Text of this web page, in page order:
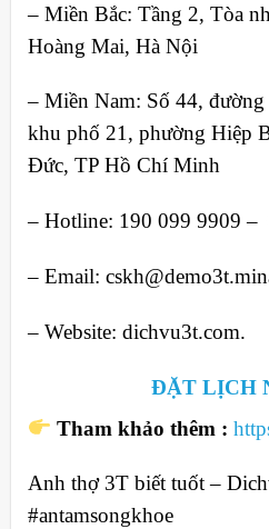
– Miền Bắc: Tầng 2, Tòa
Hoàng Mai, Hà Nội
– Miền Nam: Số 44,
khu phố 21, phường Hiệp
Đức, TP Hồ Chí Minh
– Hotline: 190 099 9909 –
– Email:
– Website: dichvu3t.com.
ĐẶT LỊCH
Tham khảo thêm :
Anh thợ 3T biết tuốt –
#antamsongkhoe